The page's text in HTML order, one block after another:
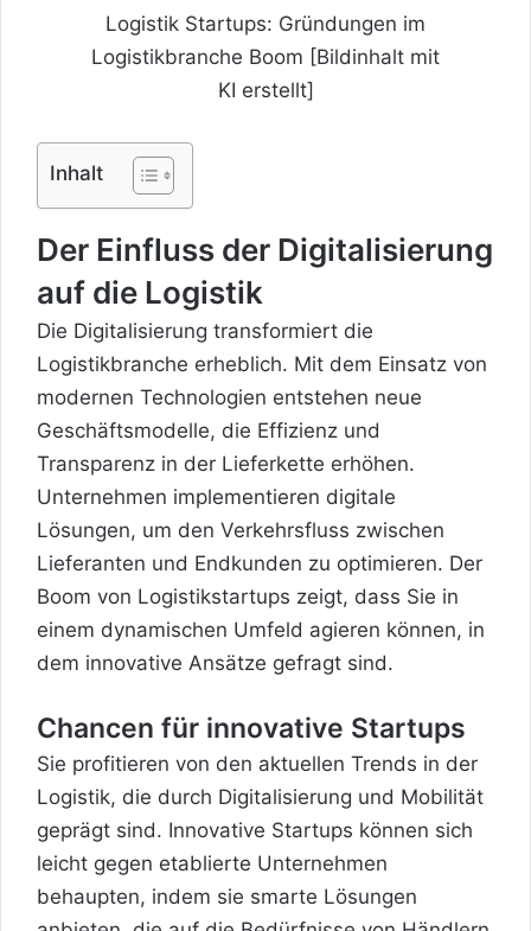
Logistik Startups: Gründungen im
Logistikbranche Boom [Bildinhalt mit
KI erstellt]
Inhalt
Der Einfluss der Digitalisierung
auf die Logistik
Die Digitalisierung transformiert die
Logistikbranche erheblich. Mit dem Einsatz von
modernen Technologien entstehen neue
Geschäftsmodelle, die Effizienz und
Transparenz in der Lieferkette erhöhen.
Unternehmen implementieren digitale
Lösungen, um den Verkehrsfluss zwischen
Lieferanten und Endkunden zu optimieren. Der
Boom von Logistikstartups zeigt, dass Sie in
einem dynamischen Umfeld agieren können, in
dem innovative Ansätze gefragt sind.
Chancen für innovative Startups
Sie profitieren von den aktuellen Trends in der
Logistik, die durch Digitalisierung und Mobilität
geprägt sind. Innovative Startups können sich
leicht gegen etablierte Unternehmen
behaupten, indem sie smarte Lösungen